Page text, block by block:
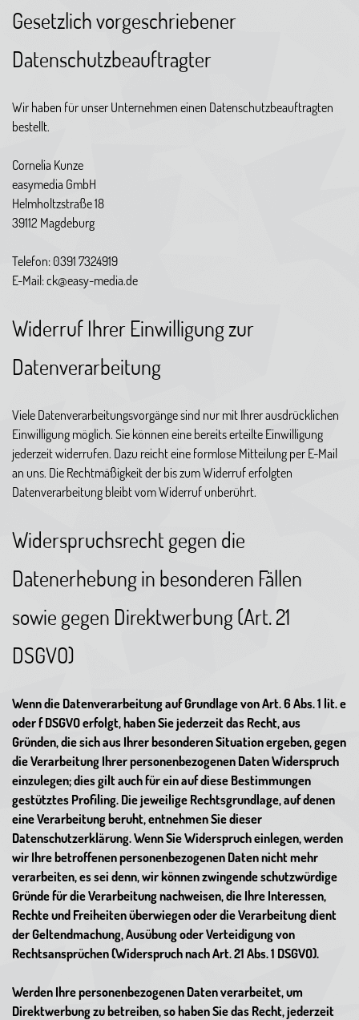
Gesetzlich vorgeschriebener
Datenschutzbeauftragter
Wir haben für unser Unternehmen einen Datenschutzbeauftragten
bestellt.
Cornelia Kunze
easymedia GmbH
Helmholtzstraße 18
39112 Magdeburg
Telefon: 0391 7324919
E-Mail: ck@easy-media.de
Widerruf Ihrer Einwilligung zur
Datenverarbeitung
Viele Datenverarbeitungsvorgänge sind nur mit Ihrer ausdrücklichen
Einwilligung möglich. Sie können eine bereits erteilte Einwilligung
jederzeit widerrufen. Dazu reicht eine formlose Mitteilung per E-Mail
an uns. Die Rechtmäßigkeit der bis zum Widerruf erfolgten
Datenverarbeitung bleibt vom Widerruf unberührt.
Widerspruchsrecht gegen die
Datenerhebung in besonderen Fällen
sowie gegen Direktwerbung (Art. 21
DSGVO)
Wenn die Datenverarbeitung auf Grundlage von Art. 6 Abs. 1 lit. e
oder f DSGVO erfolgt, haben Sie jederzeit das Recht, aus
Gründen, die sich aus Ihrer besonderen Situation ergeben, gegen
die Verarbeitung Ihrer personenbezogenen Daten Widerspruch
einzulegen; dies gilt auch für ein auf diese Bestimmungen
gestütztes Profiling. Die jeweilige Rechtsgrundlage, auf denen
eine Verarbeitung beruht, entnehmen Sie dieser
Datenschutzerklärung. Wenn Sie Widerspruch einlegen, werden
wir Ihre betroffenen personenbezogenen Daten nicht mehr
verarbeiten, es sei denn, wir können zwingende schutzwürdige
Gründe für die Verarbeitung nachweisen, die Ihre Interessen,
Rechte und Freiheiten überwiegen oder die Verarbeitung dient
der Geltendmachung, Ausübung oder Verteidigung von
Rechtsansprüchen (Widerspruch nach Art. 21 Abs. 1 DSGVO).
Werden Ihre personenbezogenen Daten verarbeitet, um
Direktwerbung zu betreiben, so haben Sie das Recht, jederzeit